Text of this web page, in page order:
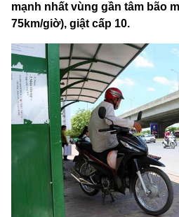
mạnh nhất vùng gần tâm bão
75km/giờ), giật cấp 10.